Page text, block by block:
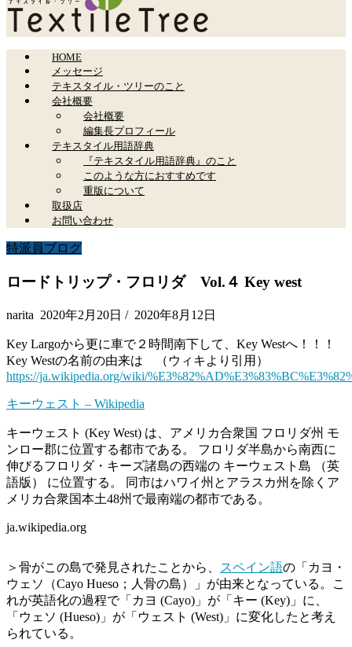
HOME
メッセージ
テキスタイル・ツリーのこと
会社概要
会社概要
編集長プロフィール
テキスタイル用語辞典
『テキスタイル用語辞典』のこと
このような方におすすめです
重版について
取扱店
お問い合わせ
特派員ブログ
ロードトリップ・フロリダ Vol.４ Key west
narita 2020年2月20日 / 2020年8月12日
Key Largoから更に車で２時間南下して、Key Westへ！！！
Key Westの名前の由来は （ウィキより引用）
https://ja.wikipedia.org/wiki/
キーウェスト – Wikipedia
キーウェスト (Key West) は、アメリカ合衆国 フロリダ州 モ
ンロー郡に位置する都市である。 フロリダ半島から南西に
伸びるフロリダ・キーズ諸島の西端の キーウェスト島 （英
語版） に位置する。 同市はハワイ州とアラスカ州を除くア
メリカ合衆国本土48州で最南端の都市である。
ja.wikipedia.org
＞骨がこの島で発見されたことから、 スペイン語の「カヨ・
ウェソ（Cayo Hueso；人骨の島）」が由来となっている。こ
れが英語化の過程で「カヨ (Cayo)」が「キー (Key)」に、
「ウェソ (Hueso)」が「ウェスト (West)」に変化したと考え
られている。